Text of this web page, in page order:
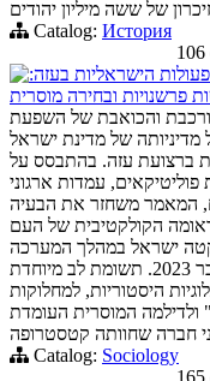
Catalog: История
106
הישראליות בעזה:
פרשנויות ובחירה מוסרית
והכואבת של השפעת
מדיניותה של מדינת ישראל
ברצועת עזה. בהתבסס על
פוליטיקאים, עמדות ארגוני
המאמר משחזר את הבעיה
הקולקטיבית של העם
ישראל במהלך המערכה
הצבאית שהחלה לאחר אוקטובר 2023. תשומת לב מיוחדת
היסטוריות, למחלוקות
ולדילמה המוסרית העומדת
Catalog: Sociology